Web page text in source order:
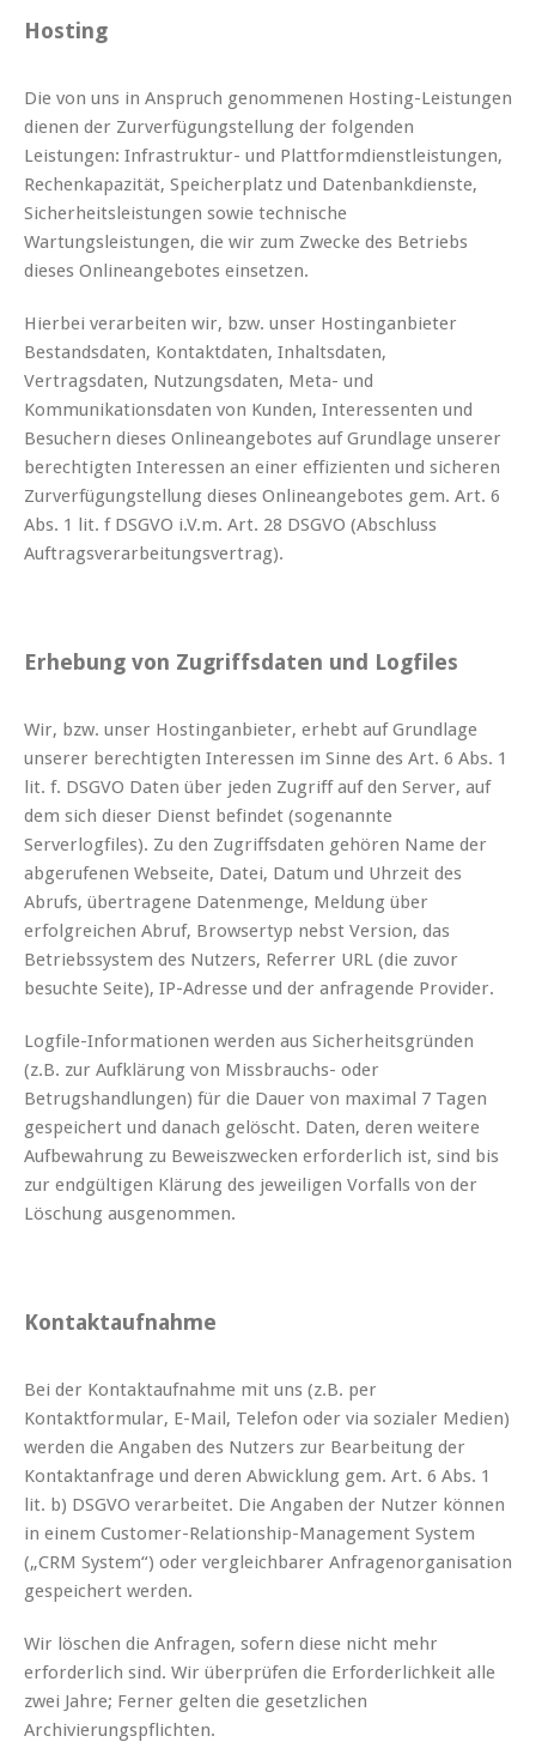
Hosting
Die von uns in Anspruch genommenen Hosting-Leistungen
dienen der Zurverfügungstellung der folgenden
Leistungen: Infrastruktur- und Plattformdienstleistungen,
Rechenkapazität, Speicherplatz und Datenbankdienste,
Sicherheitsleistungen sowie technische
Wartungsleistungen, die wir zum Zwecke des Betriebs
dieses Onlineangebotes einsetzen.
Hierbei verarbeiten wir, bzw. unser Hostinganbieter
Bestandsdaten, Kontaktdaten, Inhaltsdaten,
Vertragsdaten, Nutzungsdaten, Meta- und
Kommunikationsdaten von Kunden, Interessenten und
Besuchern dieses Onlineangebotes auf Grundlage unserer
berechtigten Interessen an einer effizienten und sicheren
Zurverfügungstellung dieses Onlineangebotes gem. Art. 6
Abs. 1 lit. f DSGVO i.V.m. Art. 28 DSGVO (Abschluss
Auftragsverarbeitungsvertrag).
Erhebung von Zugriffsdaten und Logfiles
Wir, bzw. unser Hostinganbieter, erhebt auf Grundlage
unserer berechtigten Interessen im Sinne des Art. 6 Abs. 1
lit. f. DSGVO Daten über jeden Zugriff auf den Server, auf
dem sich dieser Dienst befindet (sogenannte
Serverlogfiles). Zu den Zugriffsdaten gehören Name der
abgerufenen Webseite, Datei, Datum und Uhrzeit des
Abrufs, übertragene Datenmenge, Meldung über
erfolgreichen Abruf, Browsertyp nebst Version, das
Betriebssystem des Nutzers, Referrer URL (die zuvor
besuchte Seite), IP-Adresse und der anfragende Provider.
Logfile-Informationen werden aus Sicherheitsgründen
(z.B. zur Aufklärung von Missbrauchs- oder
Betrugshandlungen) für die Dauer von maximal 7 Tagen
gespeichert und danach gelöscht. Daten, deren weitere
Aufbewahrung zu Beweiszwecken erforderlich ist, sind bis
zur endgültigen Klärung des jeweiligen Vorfalls von der
Löschung ausgenommen.
Kontaktaufnahme
Bei der Kontaktaufnahme mit uns (z.B. per
Kontaktformular, E-Mail, Telefon oder via sozialer Medien)
werden die Angaben des Nutzers zur Bearbeitung der
Kontaktanfrage und deren Abwicklung gem. Art. 6 Abs. 1
lit. b) DSGVO verarbeitet. Die Angaben der Nutzer können
in einem Customer-Relationship-Management System
(„CRM System“) oder vergleichbarer Anfragenorganisation
gespeichert werden.
Wir löschen die Anfragen, sofern diese nicht mehr
erforderlich sind. Wir überprüfen die Erforderlichkeit alle
zwei Jahre; Ferner gelten die gesetzlichen
Archivierungspflichten.